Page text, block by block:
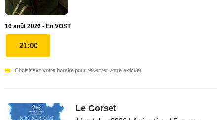
10 août 2026 - En VOST
21:00
Choisissez votre horaire pour réserver votre e-ticket.
Le Corset